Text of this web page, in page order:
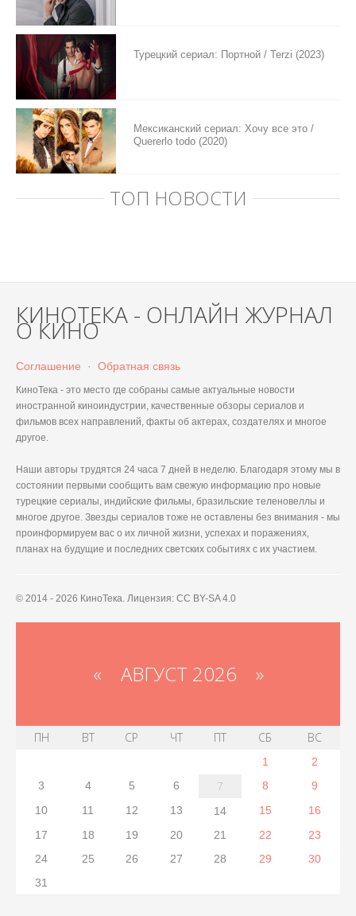
Турецкий сериал: Портной / Terzi (2023)
Мексиканский сериал: Хочу все это /
Quererlo todo (2020)
ТОП НОВОСТИ
КИНОТЕКА - ОНЛАЙН ЖУРНАЛ
О КИНО
Соглашение · Обратная связь
КиноТека - это место где собраны самые актуальные новости
иностранной киноиндустрии, качественные обзоры сериалов и
фильмов всех направлений, факты об актерах, создателях и многое
другое.
Наши авторы трудятся 24 часа 7 дней в неделю. Благодаря этому мы в
состоянии первыми сообщить вам свежую информацию про новые
турецкие сериалы, индийские фильмы, бразильские теленовеллы и
многое другое. Звезды сериалов тоже не оставлены без внимания - мы
проинформируем вас о их личной жизни, успехах и поражениях,
планах на будущие и последних светских событиях с их участием.
© 2014 - 2026 КиноТека. Лицензия: CC BY-SA 4.0
« АВГУСТ 2026 »
ПН ВТ СР ЧТ ПТ СБ ВС
1
2
3
4 5 6 7 8
9
10
11 12 13 14 15
16
17
18 19 20 21 22
23
24
25 26 27 28 29
30
31